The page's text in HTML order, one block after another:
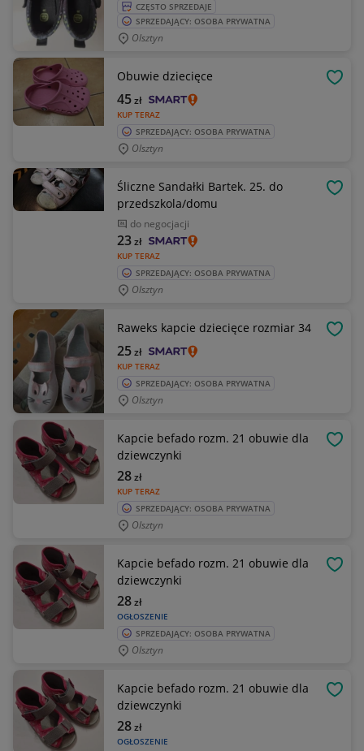
CZĘSTO SPRZEDAJE
SPRZEDAJĄCY: OSOBA PRYWATNA
Olsztyn
Obuwie dziecięce
KUP TERAZ
45zł
SPRZEDAJĄCY: OSOBA PRYWATNA
Olsztyn
Śliczne Sandałki Bartek. 25. do
przedszkola/domu
do negocjacji
KUP TERAZ
23zł
SPRZEDAJĄCY: OSOBA PRYWATNA
Olsztyn
Raweks kapcie dziecięce rozmiar 34
KUP TERAZ
25zł
SPRZEDAJĄCY: OSOBA PRYWATNA
Olsztyn
Kapcie befado rozm. 21 obuwie dla
dziewczynki
KUP TERAZ
28zł
SPRZEDAJĄCY: OSOBA PRYWATNA
Olsztyn
Kapcie befado rozm. 21 obuwie dla
dziewczynki
OGŁOSZENIE
28zł
SPRZEDAJĄCY: OSOBA PRYWATNA
Olsztyn
Kapcie befado rozm. 21 obuwie dla
dziewczynki
OGŁOSZENIE
28zł